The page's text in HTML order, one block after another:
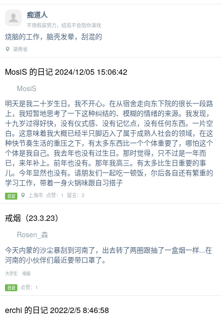
痴道人
不用假装努力，结局不会陪你演戏
烧脑的工作，脑壳发晕，刮混的
湖南省
MosiS 的日记 2024/12/05 15:06:42
MosiS
明天是我二十岁生日。我不开心。在从宿舍走向东下院的很长一段路
上，我短暂地思考了一下这种纠结的、模糊的情绪的来源。我发现，
十九岁过得好快，没有仪式感、没有记忆点，没有任何东西。一片空
白。这意味着我大概已经半只脚迈入了属于成熟人社会的领域，在这
种快节奏生活的重压之下，有太多东西比一个个体重要了，哪怕这个
个体是我自己。我去年也没有过生日。那时觉得，只不过是一年而
已，来年补上。前年也没有。那年我高三。有太多比生日重要的事
儿。今年显然也没有。请朋友们一起吃一顿饭，尔后各自还有繁重的
学习工作，带着一身火锅味跟自习搭子
日记 上海市 点赞：1 留言：2
戒烟（23.3.23）
Rosen_森
今天内蒙的沙尘暴刮到河南了，出去转了两圈跟抽了一盒烟一样...在
河南的小伙伴们最近要带口罩了。
大学生 戒烟
日记 点赞：1
erchi 的日记 2022/2/5 8:46:58